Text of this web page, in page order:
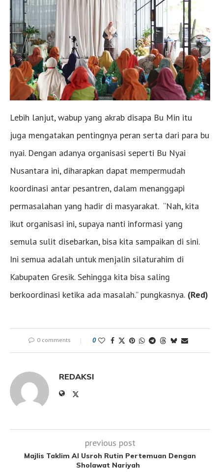
Lebih lanjut, wabup yang akrab disapa Bu Min itu
juga mengatakan pentingnya peran serta dari para bu
nyai. Dengan adanya organisasi seperti Bu Nyai
Nusantara ini, diharapkan dapat mempermudah
koordinasi antar pesantren, dalam menanggapi
permasalahan yang hadir di masyarakat. “Nah, kita
ikut organisasi ini, supaya nanti informasi yang
semula sulit disebarkan, bisa kita sampaikan di sini.
Ini semua adalah untuk menjalin silaturahim di
Kabupaten Gresik. Sehingga kita bisa saling
berkoordinasi ketika ada masalah.” pungkasnya. (Red)
0 comments 0
REDAKSI
previous post
Majlis Taklim Al Usroh Rutin Pertemuan Dengan
Sholawat Nariyah